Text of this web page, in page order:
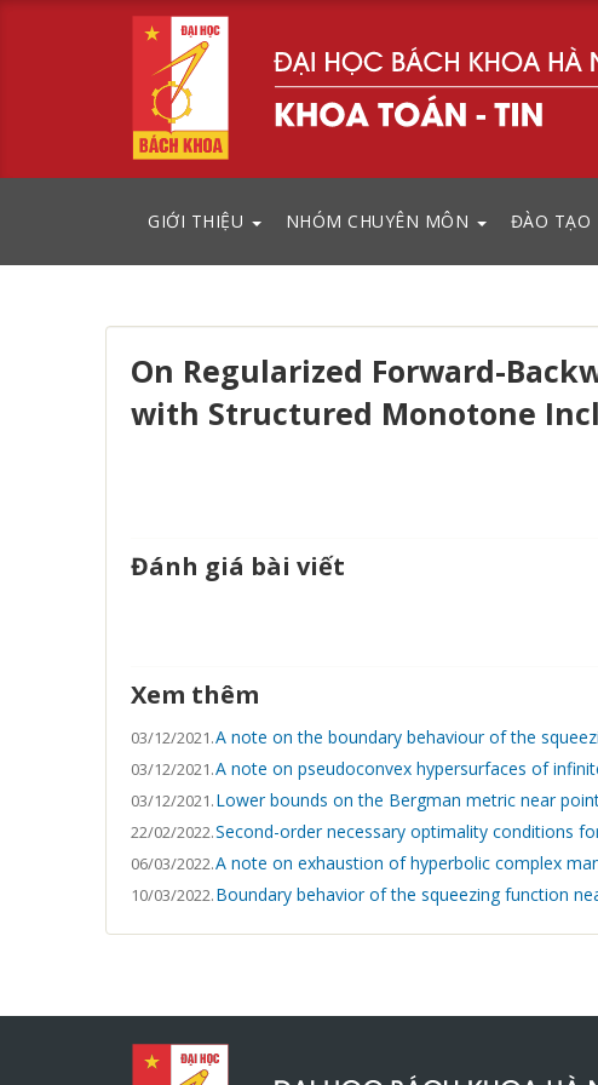
GIỚI THIỆU NHÓM CHUYÊN MÔN ĐÀO TẠO
On Regularized Forward-
with Structured Monotone
Đánh giá bài viết
Xem thêm
03/12/2021.A note on the boundary behaviour of the
03/12/2021.A note on pseudoconvex hypersurfaces of
03/12/2021.Lower bounds on the Bergman metric near
22/02/2022.Second-order necessary optimality conditions
06/03/2022.A note on exhaustion of hyperbolic complex
10/03/2022.Boundary behavior of the squeezing function